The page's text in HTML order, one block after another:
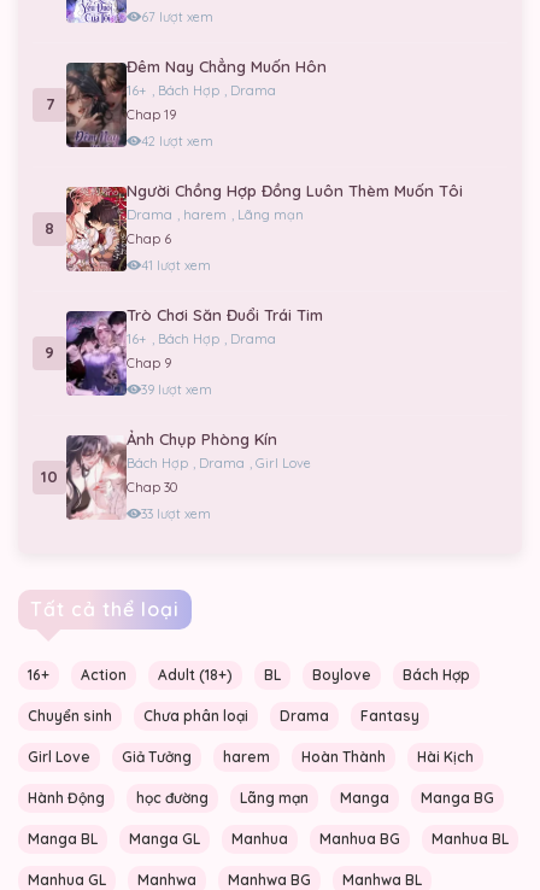
67 lượt xem
7
Đêm Nay Chẳng Muốn Hôn
16+ Bách Hợp
Drama
Chap 19
42 lượt xem
8
Người Chồng Hợp Đồng Luôn Thèm Muốn Tôi
Drama harem
Lãng mạn
Chap 6
41 lượt xem
9
Trò Chơi Săn Đuổi Trái Tim
16+ Bách Hợp
Drama
Chap 9
39 lượt xem
10
Ảnh Chụp Phòng Kín
Bách Hợp Drama
Girl Love
Chap 30
33 lượt xem
Tất cả thể loại
16+ Action Adult (18+) BL Boylove Bách Hợp
Chuyển sinh Chưa phân loại Drama Fantasy
Girl Love Giả Tưởng harem Hoàn Thành Hài Kịch
Hành Động học đường Lãng mạn Manga Manga BG
Manga BL Manga GL Manhua Manhua BG Manhua BL
Manhua GL Manhwa Manhwa BG Manhwa BL